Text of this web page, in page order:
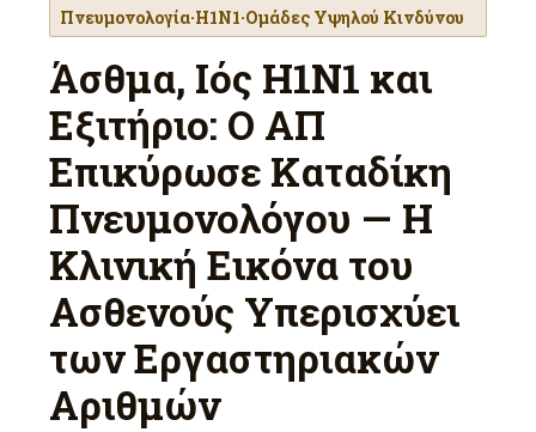
Πνευμονολογία·H1N1·Ομάδες Υψηλού Κινδύνου
Άσθμα, Ιός H1N1 και
Εξιτήριο: Ο ΑΠ
Επικύρωσε Καταδίκη
Πνευμονολόγου — Η
Κλινική Εικόνα του
Ασθενούς Υπερισχύει
των Εργαστηριακών
Αριθμών